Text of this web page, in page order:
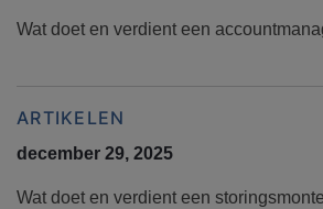
Wat doet en verdient een
ARTIKELEN
december 29, 2025
Wat doet en verdient een